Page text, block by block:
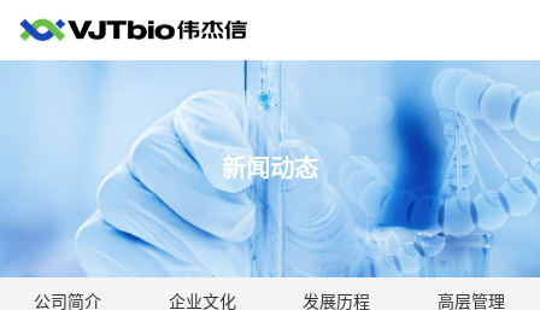
新闻动态
公司简介 企业文化 发展历程 高层管理